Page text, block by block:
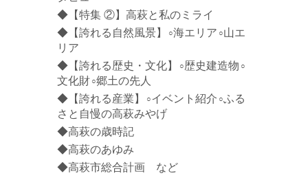
◆【特集 ②】高萩と私のミライ
◆【誇れる自然風景】
○海エリア ○山エ
リア
◆【誇れる歴史・文化】
○歴史建造物 ○
文化財 ○郷土の先人
◆【誇れる産業】
○イベント紹介 ○ふる
さと自慢の高萩みやげ
◆高萩の歳時記
◆高萩のあゆみ
◆高萩市総合計画 など